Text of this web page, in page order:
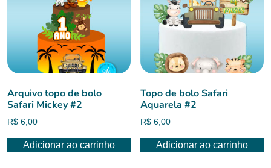
Arquivo topo de bolo
Safari Mickey #2
R$ 6,00
Adicionar ao carrinho
Topo de bolo Safari
Aquarela #2
R$ 6,00
Adicionar ao carrinho